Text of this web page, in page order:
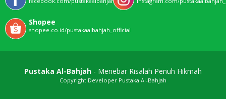
Shopee
shopee.co.id/pustakaalbahjah_official
Pustaka Al-Bahjah - Menebar Risalah Penuh Hikmah
Copyright Developer Pustaka Al-Bahjah